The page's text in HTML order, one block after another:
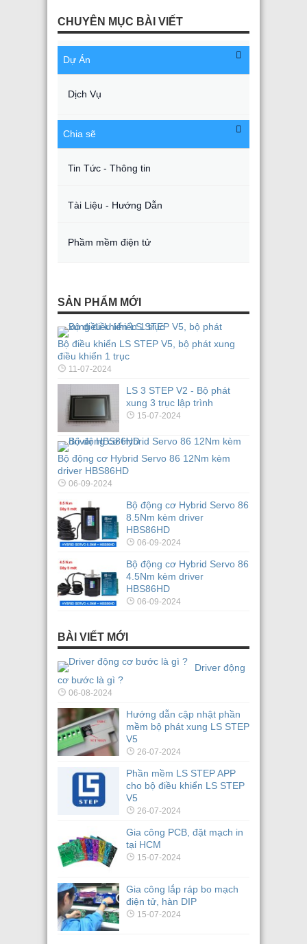
CHUYÊN MỤC BÀI VIẾT
Dự Án
Dịch Vụ
Chia sẽ
Tin Tức - Thông tin
Tài Liệu - Hướng Dẫn
Phầm mềm điện tử
SẢN PHẨM MỚI
Bộ điều khiển LS STEP V5, bộ phát xung
điều khiển 1 trục
11-07-2024
LS 3 STEP V2 - Bộ phát
xung 3 trục lập trình
15-07-2024
Bộ động cơ Hybrid Servo 86 12Nm kèm
driver HBS86HD
06-09-2024
Bộ động cơ Hybrid Servo 86
8.5Nm kèm driver
HBS86HD
06-09-2024
Bộ động cơ Hybrid Servo 86
4.5Nm kèm driver
HBS86HD
06-09-2024
BÀI VIẾT MỚI
Driver động
cơ bước là gì ?
06-08-2024
Hướng dẫn cập nhật phần
mềm bộ phát xung LS STEP
V5
26-07-2024
Phần mềm LS STEP APP
cho bộ điều khiển LS STEP
V5
26-07-2024
Gia công PCB, đặt mạch in
tại HCM
15-07-2024
Gia công lắp ráp bo mạch
điện tử, hàn DIP
15-07-2024